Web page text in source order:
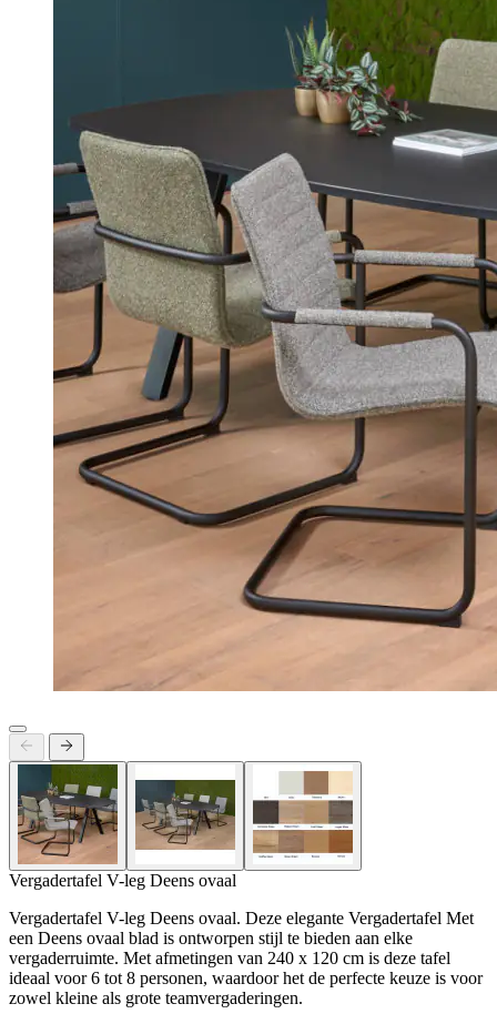
Vergadertafel V-leg Deens ovaal
Vergadertafel V-leg Deens ovaal. Deze elegante Vergadertafel Met
een Deens ovaal blad is ontworpen stijl te bieden aan elke
vergaderruimte. Met afmetingen van 240 x 120 cm is deze tafel
ideaal voor 6 tot 8 personen, waardoor het de perfecte keuze is voor
zowel kleine als grote teamvergaderingen.